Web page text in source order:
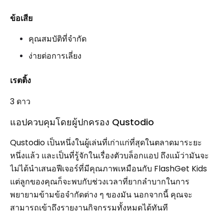
ข้อเสีย
คุณสมบัติที่จำกัด
ง่ายต่อการเลี่ยง
เรตติ้ง
3 ดาว
แอปควบคุมโดยผู้ปกครอง Qustodio
Qustodio เป็นหนึ่งในผู้เล่นที่เก่าแก่ที่สุดในตลาดมาระยะ
หนึ่งแล้ว และเป็นที่รู้จักในเรื่องตัวบล็อกแอป ถึงแม้ว่ามันจะ
ไม่ได้นำเสนอฟีเจอร์ที่มีคุณภาพเหมือนกับ FlashGet Kids
แต่ลูกของคุณก็จะพบกับช่วงเวลาที่ยากลำบากในการ
พยายามข้ามข้อจำกัดต่าง ๆ ของมัน นอกจากนี้ คุณจะ
สามารถเข้าถึงรายงานกิจกรรมทั้งหมดได้ทันที